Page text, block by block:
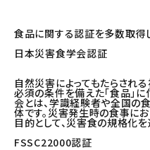
食品に関する認証を多数取得
日本災害食学会認証
自然災害によってもたらされる
必須の条件を備えた「食品」
会とは、学識経験者や全国の
体です。災害発生時の食事に
目的として、災害食の規格化を
FSSC22000認証